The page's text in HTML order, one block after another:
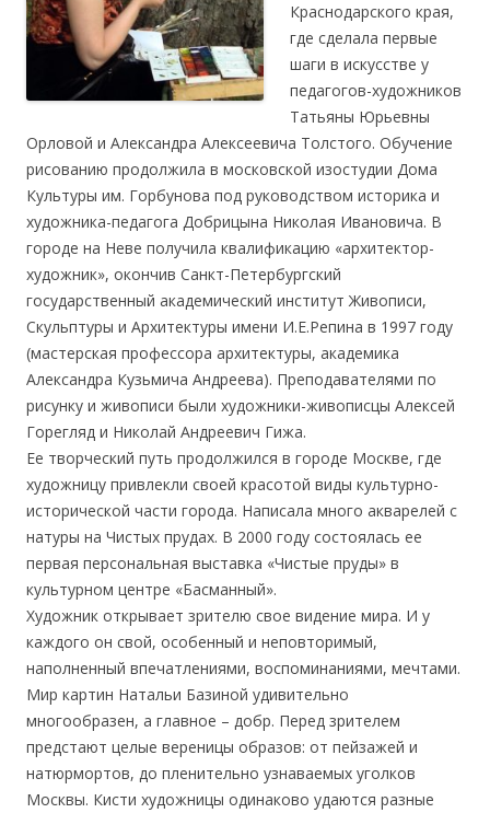
Краснодарского края,
где сделала первые
шаги в искусстве у
педагогов-художников
Татьяны Юрьевны
Орловой и Александра Алексеевича Толстого. Обучение
рисованию продолжила в московской изостудии Дома
Культуры им. Горбунова под руководством историка и
художника-педагога Добрицына Николая Ивановича. В
городе на Неве получила квалификацию «архитектор-
художник», окончив Санкт-Петербургский
государственный академический институт Живописи,
Скульптуры и Архитектуры имени И.Е.Репина в 1997 году
(мастерская профессора архитектуры, академика
Александра Кузьмича Андреева). Преподавателями по
рисунку и живописи были художники-живописцы Алексей
Горегляд и Николай Андреевич Гижа.
Ее творческий путь продолжился в городе Москве, где
художницу привлекли своей красотой виды культурно-
исторической части города. Написала много акварелей с
натуры на Чистых прудах. В 2000 году состоялась ее
первая персональная выставка «Чистые пруды» в
культурном центре «Басманный».
Художник открывает зрителю свое видение мира. И у
каждого он свой, особенный и неповторимый,
наполненный впечатлениями, воспоминаниями, мечтами.
Мир картин Натальи Базиной удивительно
многообразен, а главное – добр. Перед зрителем
предстают целые вереницы образов: от пейзажей и
натюрмортов, до пленительно узнаваемых уголков
Москвы. Кисти художницы одинаково удаются разные